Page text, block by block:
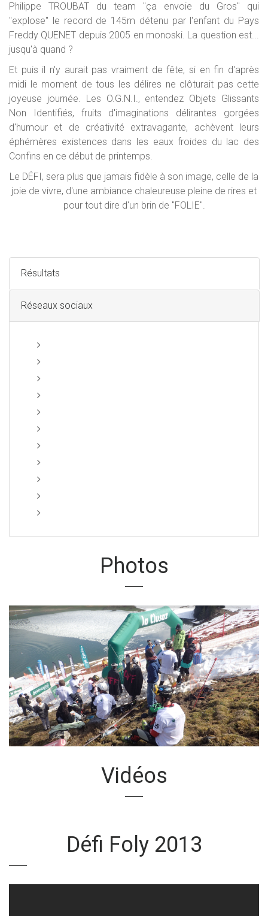
Philippe TROUBAT du team "ça envoie du Gros" qui
"explose" le record de 145m détenu par l'enfant du Pays
Freddy QUENET depuis 2005 en monoski. La question est...
jusqu'à quand ?
Et puis il n'y aurait pas vraiment de fête, si en fin d'après
midi le moment de tous les délires ne clôturait pas cette
joyeuse journée. Les O.G.N.I., entendez Objets Glissants
Non Identifiés, fruits d'imaginations délirantes gorgées
d'humour et de créativité extravagante, achèvent leurs
éphémères existences dans les eaux froides du lac des
Confins en ce début de printemps.
Le DÉFI, sera plus que jamais fidèle à son image, celle de la
joie de vivre, d'une ambiance chaleureuse pleine de rires et
pour tout dire d'un brin de "FOLIE".
Résultats
Réseaux sociaux
Photos
Vidéos
Défi Foly 2013